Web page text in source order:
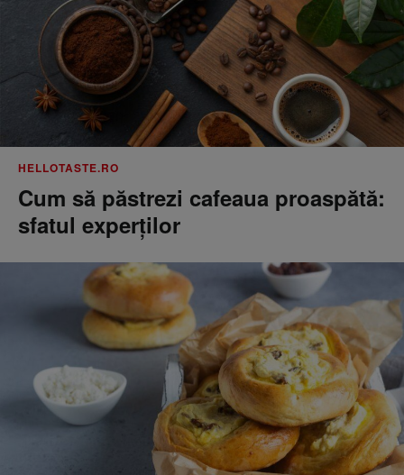
HELLOTASTE.RO
Cum să păstrezi cafeaua proaspătă:
sfatul experților